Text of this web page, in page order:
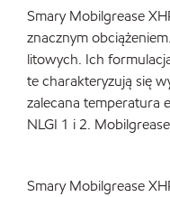
Smary Mobilgrease
znacznym
litowych. Ich
te charakteryzują się
zalecana temperatura
NLGI 1 i 2.
Smary Mobilgrease